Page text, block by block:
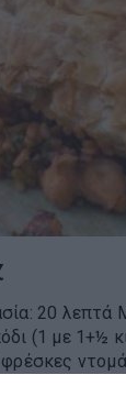
20 λεπτά
(1 με 1+½